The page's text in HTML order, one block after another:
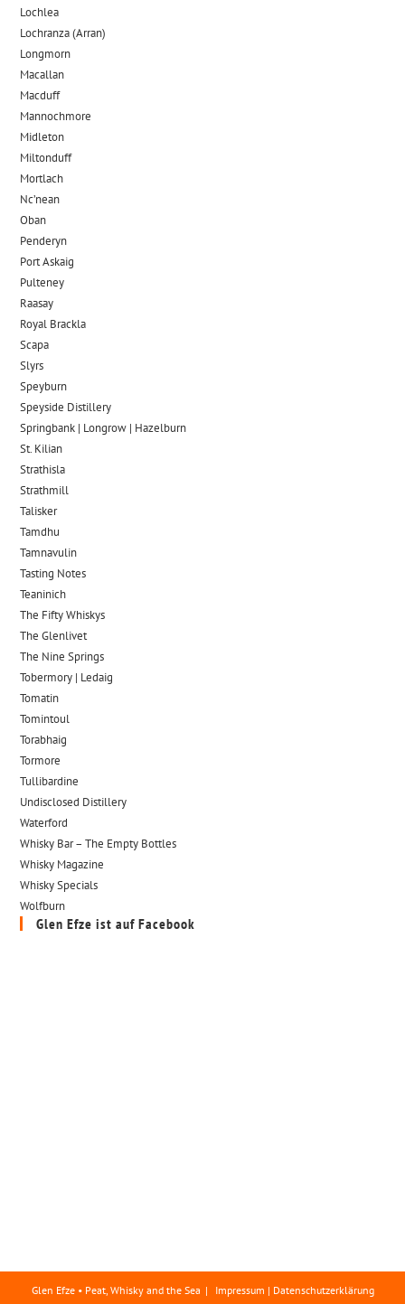
Lochlea
Lochranza (Arran)
Longmorn
Macallan
Macduff
Mannochmore
Midleton
Miltonduff
Mortlach
Nc’nean
Oban
Penderyn
Port Askaig
Pulteney
Raasay
Royal Brackla
Scapa
Slyrs
Speyburn
Speyside Distillery
Springbank | Longrow | Hazelburn
St. Kilian
Strathisla
Strathmill
Talisker
Tamdhu
Tamnavulin
Tasting Notes
Teaninich
The Fifty Whiskys
The Glenlivet
The Nine Springs
Tobermory | Ledaig
Tomatin
Tomintoul
Torabhaig
Tormore
Tullibardine
Undisclosed Distillery
Waterford
Whisky Bar – The Empty Bottles
Whisky Magazine
Whisky Specials
Wolfburn
Glen Efze ist auf Facebook
Glen Efze • Peat, Whisky and the Sea Impressum | Datenschutzerklärung